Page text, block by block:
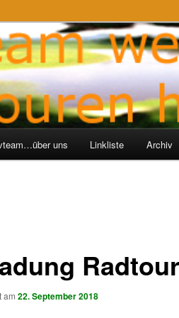
Hameln
uns Linkliste Archiv
am 22. September 2018